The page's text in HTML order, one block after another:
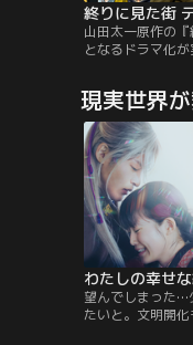
山田太一原作の
となるドラマ化
21日（土）にテ
ドラマプレミア
ります。まもな
生きる家族たちは
のかそして衝撃的
現実世界
わたしの幸せ
望んでしまった…
たいと。文明開